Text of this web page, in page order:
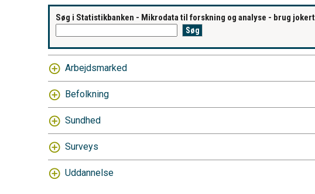
Søg i Statistikbanken - Mikrodata til forskning og analyse - brug
Arbejdsmarked
Befolkning
Sundhed
Surveys
Uddannelse